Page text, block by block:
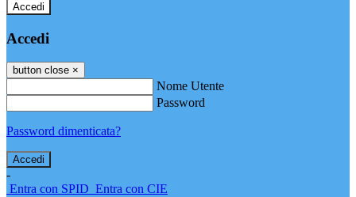
Accedi
Accedi
button close ×
Nome Utente
Password
Password dimenticata?
-
Entra con SPID Entra con CIE